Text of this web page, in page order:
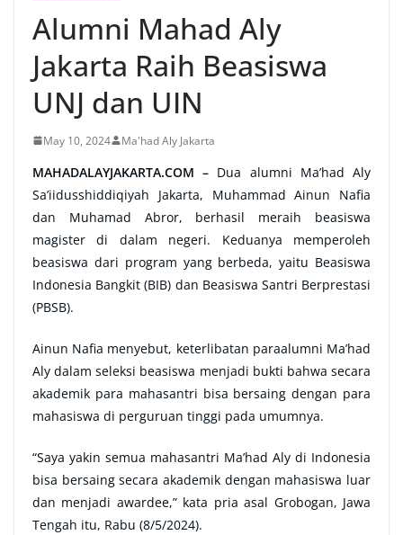
Alumni Mahad Aly
Jakarta Raih Beasiswa
UNJ dan UIN
May 10, 2024 Ma'had Aly Jakarta
MAHADALAYJAKARTA.COM – Dua alumni Ma’had Aly
Sa’iidusshiddiqiyah Jakarta, Muhammad Ainun Nafia
dan Muhamad Abror, berhasil meraih beasiswa
magister di dalam negeri. Keduanya memperoleh
beasiswa dari program yang berbeda, yaitu Beasiswa
Indonesia Bangkit (BIB) dan Beasiswa Santri Berprestasi
(PBSB).
Ainun Nafia menyebut, keterlibatan paraalumni Ma’had
Aly dalam seleksi beasiswa menjadi bukti bahwa secara
akademik para mahasantri bisa bersaing dengan para
mahasiswa di perguruan tinggi pada umumnya.
“Saya yakin semua mahasantri Ma’had Aly di Indonesia
bisa bersaing secara akademik dengan mahasiswa luar
dan menjadi awardee,” kata pria asal Grobogan, Jawa
Tengah itu, Rabu (8/5/2024).